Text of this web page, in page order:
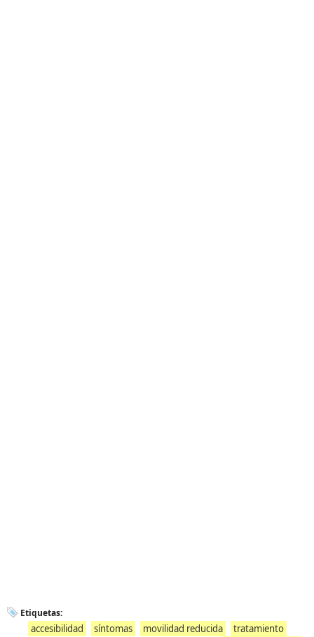
Etiquetas:
accesibilidad síntomas movilidad reducida
tratamiento